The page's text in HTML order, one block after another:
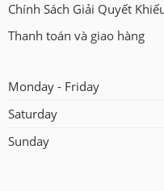
Chính Sách Giải Quyết
Thanh toán và giao hàng
Monday - Friday
Saturday
Sunday